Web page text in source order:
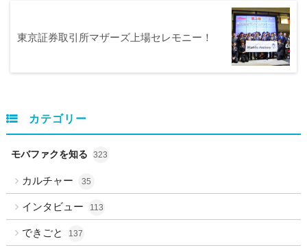
東京証券取引所マザーズ上場セレモニー！
カテゴリー
モバファクを知る 323
カルチャー 35
インタビュー 113
できごと 137